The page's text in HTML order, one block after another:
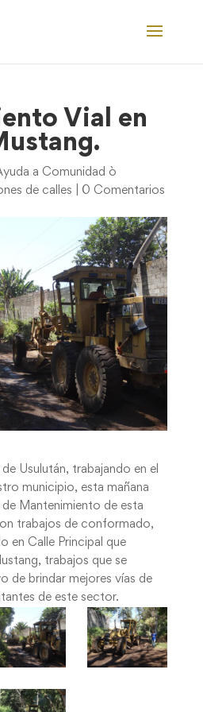
Vial en
a Comunidad ò
de calles 0 Comentarios
Usulután, trabajando en el
municipio, esta mañana
de Mantenimiento de esta
trabajos de conformado,
en Calle Principal que
trabajos que se
de brindar mejores vías de
de este sector.